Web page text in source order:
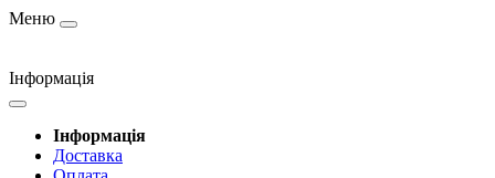
Меню
Інформація
Інформація
Доставка